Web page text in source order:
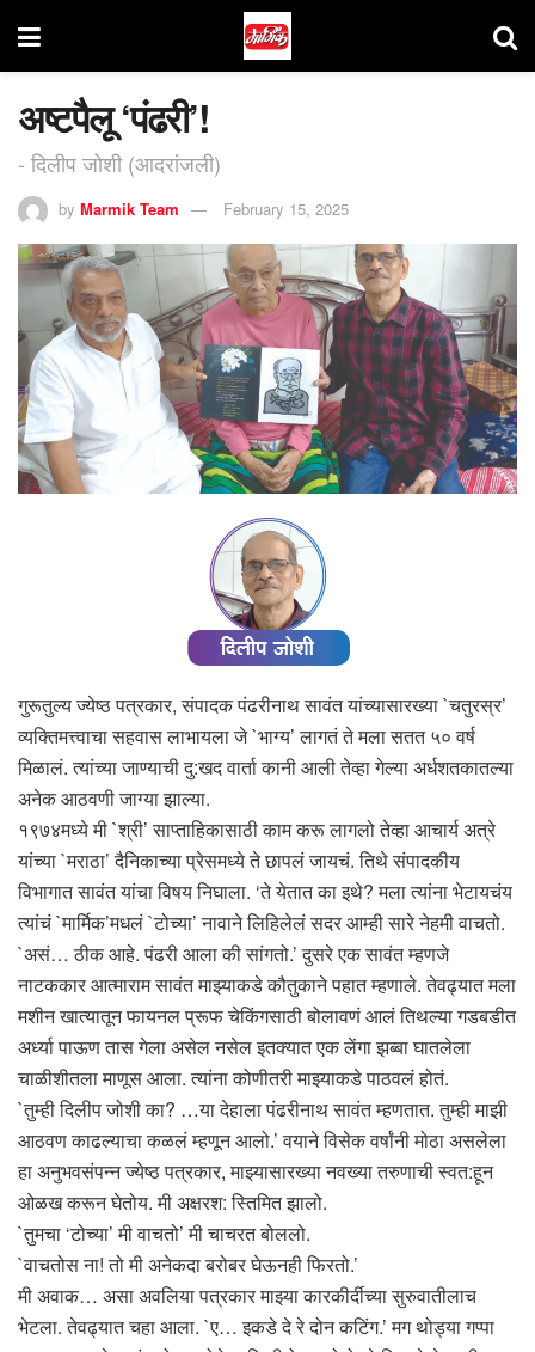
अष्टपैलू ‘पंढरी’!
- दिलीप जोशी (आदरांजली)
by Marmik Team February 15, 2025
गुरूतुल्य ज्येष्ठ पत्रकार, संपादक पंढरीनाथ सावंत यांच्यासारख्या `चतुरस्र’
व्यक्तिमत्त्वाचा सहवास लाभायला जे `भाग्य’ लागतं ते मला सतत ५० वर्ष
मिळालं. त्यांच्या जाण्याची दु:खद वार्ता कानी आली तेव्हा गेल्या अर्धशतकातल्या
अनेक आठवणी जाग्या झाल्या.
१९७४मध्ये मी `श्री’ साप्ताहिकासाठी काम करू लागलो तेव्हा आचार्य अत्रे
यांच्या `मराठा’ दैनिकाच्या प्रेसमध्ये ते छापलं जायचं. तिथे संपादकीय
विभागात सावंत यांचा विषय निघाला. ‘ते येतात का इथे? मला त्यांना भेटायचंय
त्यांचं `मार्मिक’मधलं `टोच्या’ नावाने लिहिलेलं सदर आम्ही सारे नेहमी वाचतो.
`असं… ठीक आहे. पंढरी आला की सांगतो.’ दुसरे एक सावंत म्हणजे
नाटककार आत्माराम सावंत माझ्याकडे कौतुकाने पहात म्हणाले. तेवढ्यात मला
मशीन खात्यातून फायनल प्रूफ चेकिंगसाठी बोलावणं आलं तिथल्या गडबडीत
अर्ध्या पाऊण तास गेला असेल नसेल इतक्यात एक लेंगा झब्बा घातलेला
चाळीशीतला माणूस आला. त्यांना कोणीतरी माझ्याकडे पाठवलं होतं.
`तुम्ही दिलीप जोशी का? …या देहाला पंढरीनाथ सावंत म्हणतात. तुम्ही माझी
आठवण काढल्याचा कळलं म्हणून आलो.’ वयाने विसेक वर्षांनी मोठा असलेला
हा अनुभवसंपन्न ज्येष्ठ पत्रकार, माझ्यासारख्या नवख्या तरुणाची स्वत:हून
ओळख करून घेतोय. मी अक्षरश: स्तिमित झालो.
`तुमचा ‘टोच्या’ मी वाचतो’ मी चाचरत बोललो.
`वाचतोस ना! तो मी अनेकदा बरोबर घेऊनही फिरतो.’
मी अवाक… असा अवलिया पत्रकार माझ्या कारकीर्दीच्या सुरुवातीलाच
भेटला. तेवढ्यात चहा आला. `ए… इकडे दे रे दोन कटिंग.’ मग थोड्या गप्पा